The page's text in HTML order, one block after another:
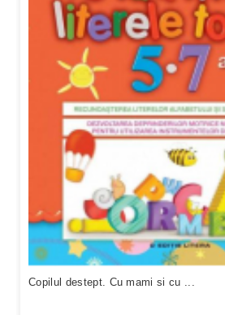
Copilul destept. Cu mami si cu ...